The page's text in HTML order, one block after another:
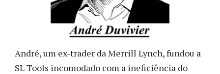
André, um ex-trader da Merrill Lynch, fundou a
SL Tools incomodado com a ineficiência do